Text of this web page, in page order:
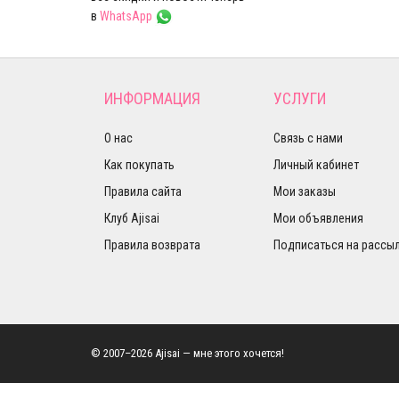
в WhatsApp
ИНФОРМАЦИЯ
О нас
Как покупать
Правила сайта
Клуб Ajisai
Правила возврата
УСЛУГИ
Связь с нами
Личный кабинет
Мои заказы
Мои объявления
Подписаться на
© 2007–2026 Ajisai — мне этого хочется!